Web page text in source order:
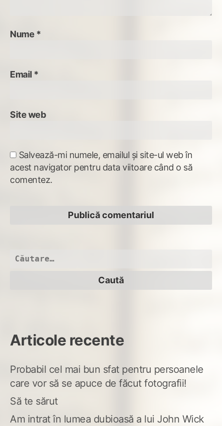
Nume *
Email *
Site web
Salvează-mi numele, emailul și site-ul web în
acest navigator pentru data viitoare când o să
comentez.
Caută
Articole recente
Probabil cel mai bun sfat pentru persoanele
care vor să se apuce de făcut fotografii!
Să te sărut
Am intrat în lumea dubioasă a lui John Wick